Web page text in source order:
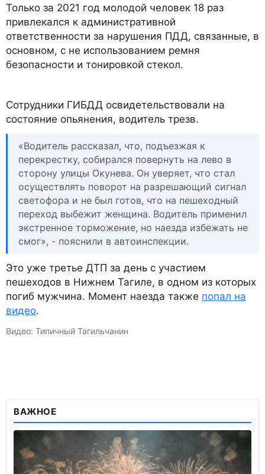
Только за 2021 год молодой человек 18 раз
привлекался к административной
ответственности за нарушения ПДД, связанные, в
основном, с не использованием ремня
безопасности и тонировкой стекол.
Сотрудники ГИБДД освидетельствовали на
состояние опьянения, водитель трезв.
«Водитель рассказал, что, подъезжая к
перекрестку, собирался повернуть на лево в
сторону улицы Окунева. Он уверяет, что стал
осуществлять поворот на разрешающий сигнал
светофора и не был готов, что на пешеходный
переход выбежит женщина. Водитель применил
экстренное торможение, но наезда избежать не
смог», - пояснили в автоинспекции.
Это уже третье ДТП за день с участием
пешеходов в Нижнем Тагиле, в одном из которых
погиб мужчина. Момент наезда также попал на
видео.
Видео: Типичный Тагильчанин
ВАЖНОЕ